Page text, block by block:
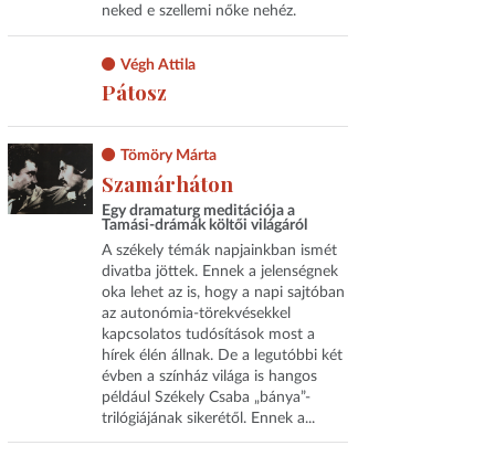
neked e szellemi nőke nehéz.
Végh Attila
Pátosz
Tömöry Márta
Szamárháton
Egy dramaturg meditációja a
Tamási-drámák költői világáról
A székely témák napjainkban ismét
divatba jöttek. Ennek a jelenségnek
oka lehet az is, hogy a napi sajtóban
az autonómia-törekvésekkel
kapcsolatos tudósítások most a
hírek élén állnak. De a legutóbbi két
évben a színház világa is hangos
például Székely Csaba „bánya”-
trilógiájának sikerétől. Ennek a...